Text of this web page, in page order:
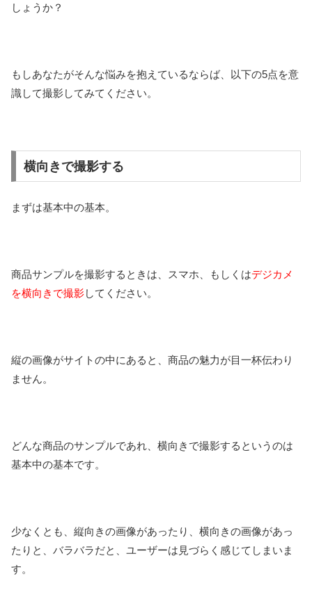
しょうか？
もしあなたがそんな悩みを抱えているならば、以下の5点を意
識して撮影してみてください。
横向きで撮影する
まずは基本中の基本。
商品サンプルを撮影するときは、スマホ、もしくはデジカメ
を横向きで撮影してください。
縦の画像がサイトの中にあると、商品の魅力が目一杯伝わり
ません。
どんな商品のサンプルであれ、横向きで撮影するというのは
基本中の基本です。
少なくとも、縦向きの画像があったり、横向きの画像があっ
たりと、バラバラだと、ユーザーは見づらく感じてしまいま
す。